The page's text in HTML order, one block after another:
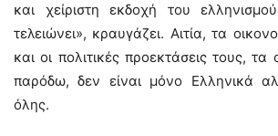
και χείριστη εκδοχή του
τελειώνει», κραυγάζει. Αιτία, τα
και οι πολιτικές προεκτάσεις τους,
παρόδω, δεν είναι μόνο Ελληνικά
όλης.